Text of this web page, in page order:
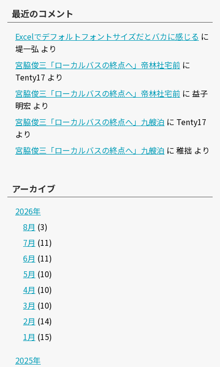
最近のコメント
Excelでデフォルトフォントサイズだとバカに感じる に
堤一弘 より
宮脇俊三「ローカルバスの終点へ」帝林社宅前 に
Tenty17 より
宮脇俊三「ローカルバスの終点へ」帝林社宅前 に 益子
明宏 より
宮脇俊三「ローカルバスの終点へ」九艘泊 に Tenty17
より
宮脇俊三「ローカルバスの終点へ」九艘泊 に 稚拙 より
アーカイブ
2026年
8月 (3)
7月 (11)
6月 (11)
5月 (10)
4月 (10)
3月 (10)
2月 (14)
1月 (15)
2025年